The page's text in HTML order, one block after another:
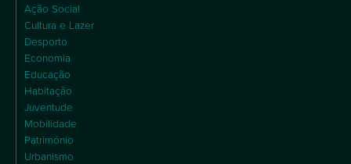
Ação Social
Cultura e Lazer
Desporto
Economia
Educação
Habitação
Juventude
Mobilidade
Património
Urbanismo